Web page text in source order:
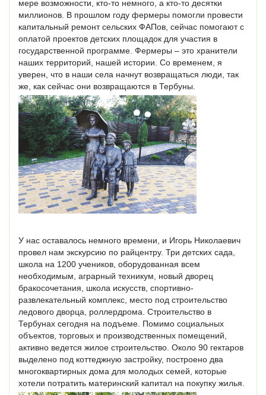
мере возможности, кто-то немного, а кто-то десятки
миллионов. В прошлом году фермеры помогли провести
капитальный ремонт сельских ФАПов, сейчас помогают с
оплатой проектов детских площадок для участия в
государственной программе. Фермеры – это хранители
наших территорий, нашей истории. Со временем, я
уверен, что в наши села начнут возвращаться люди, так
же, как сейчас они возвращаются в Тербуны.
У нас оставалось немного времени, и Игорь Николаевич
провел нам экскурсию по райцентру. Три детских сада,
школа на 1200 учеников, оборудованная всем
необходимым, аграрный техникум, новый дворец
бракосочетания, школа искусств, спортивно-
развлекательный комплекс, место под строительство
ледового дворца, роллердрома. Строительство в
Тербунах сегодня на подъеме. Помимо социальных
объектов, торговых и производственных помещений,
активно ведется жилое строительство. Около 90 гектаров
выделено под коттеджную застройку, построено два
многоквартирных дома для молодых семей, которые
хотели потратить материнский капитал на покупку жилья.